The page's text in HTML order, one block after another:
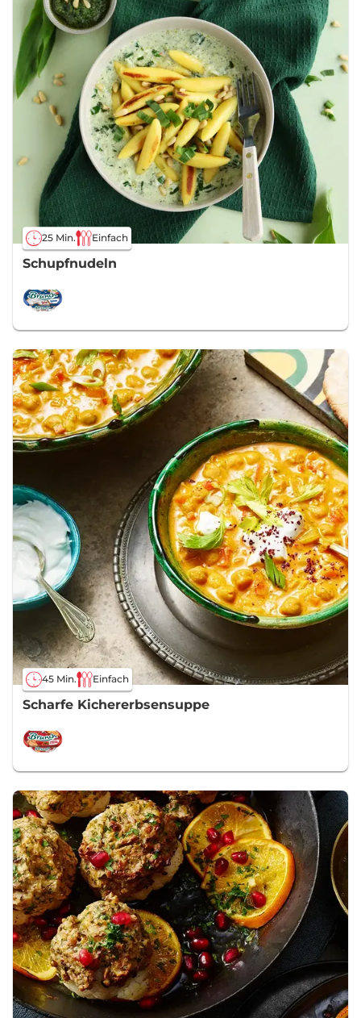
25 Min. Einfach
Schupfnudeln
45 Min. Einfach
Scharfe Kichererbsensuppe